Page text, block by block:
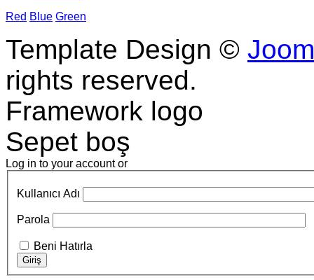
Red Blue Green
Template Design ©
rights reserved.
Framework logo
Sepet boş
Log in to your account or
Kullanıcı Adı
Parola
Beni Hatırla